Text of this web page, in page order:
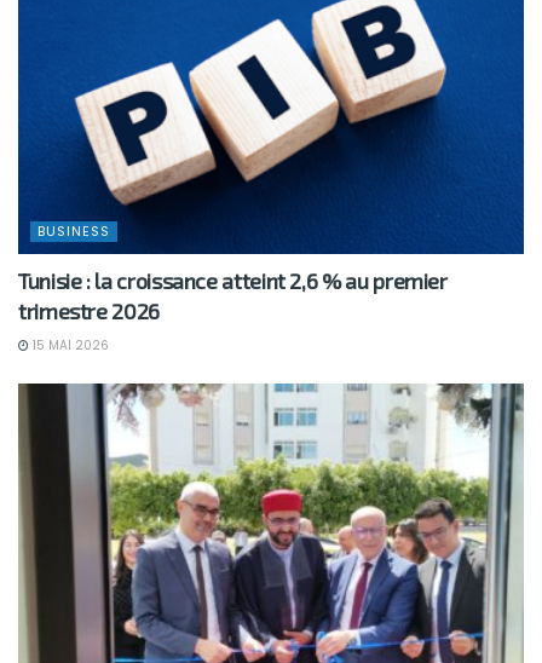
BUSINESS
Tunisie : la croissance atteint 2,6 % au premier
trimestre 2026
15 MAI 2026